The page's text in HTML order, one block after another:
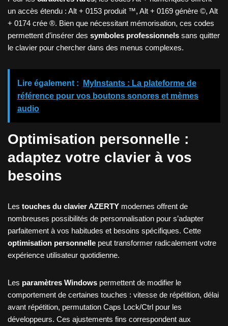
un accès étendu : Alt + 0153 produit ™, Alt + 0169 génère ©, Alt
+ 0174 crée ®. Bien que nécessitant mémorisation, ces codes
permettent d’insérer des symboles professionnels sans quitter
le clavier pour chercher dans des menus complexes.
Lire également :
MyInstants : La plateforme de
référence pour vos boutons sonores et mèmes
audio
Optimisation personnelle :
adaptez votre clavier à vos
besoins
Les touches du clavier AZERTY modernes offrent de
nombreuses possibilités de personnalisation pour s’adapter
parfaitement à vos habitudes et besoins spécifiques. Cette
optimisation personnelle peut transformer radicalement votre
expérience utilisateur quotidienne.
Les paramètres Windows permettent de modifier le
comportement de certaines touches : vitesse de répétition, délai
avant répétition, permutation Caps Lock/Ctrl pour les
développeurs. Ces ajustements fins correspondent aux